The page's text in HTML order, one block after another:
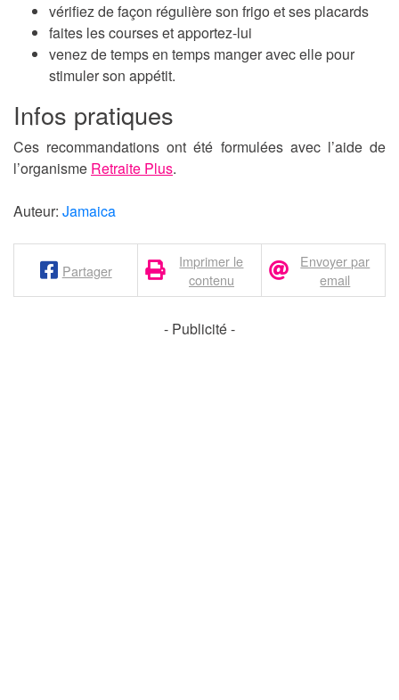
vérifiez de façon régulière son frigo et ses placards
faites les courses et apportez-lui
venez de temps en temps manger avec elle pour
stimuler son appétit.
Infos pratiques
Ces recommandations ont été formulées avec l’aide de
l’organisme Retraite Plus.
Auteur: Jamaica
Partager
Imprimer le
contenu
Envoyer par
email
- Publicité -